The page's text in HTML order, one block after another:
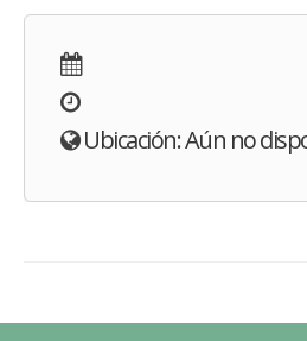
Ubicación: Aún no